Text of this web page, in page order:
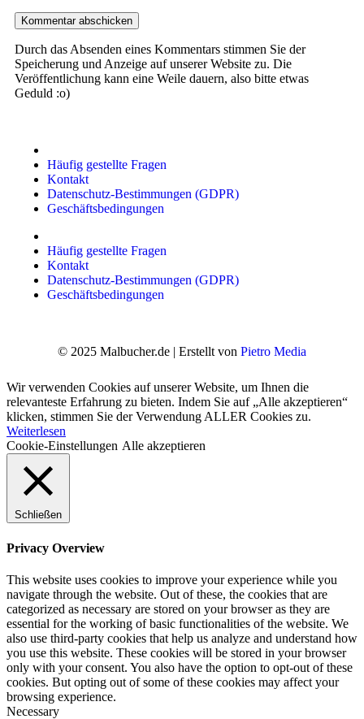
Durch das Absenden eines Kommentars stimmen Sie der
Speicherung und Anzeige auf unserer Website zu. Die
Veröffentlichung kann eine Weile dauern, also bitte etwas
Geduld :o)
Häufig gestellte Fragen
Kontakt
Datenschutz-Bestimmungen (GDPR)
Geschäftsbedingungen
Häufig gestellte Fragen
Kontakt
Datenschutz-Bestimmungen (GDPR)
Geschäftsbedingungen
© 2025 Malbucher.de | Erstellt von Pietro Media
Wir verwenden Cookies auf unserer Website, um Ihnen die
relevanteste Erfahrung zu bieten. Indem Sie auf „Alle akzeptieren“
klicken, stimmen Sie der Verwendung ALLER Cookies zu.
Weiterlesen
Cookie-Einstellungen Alle akzeptieren
Schließen
Privacy Overview
This website uses cookies to improve your experience while you
navigate through the website. Out of these, the cookies that are
categorized as necessary are stored on your browser as they are
essential for the working of basic functionalities of the website. We
also use third-party cookies that help us analyze and understand how
you use this website. These cookies will be stored in your browser
only with your consent. You also have the option to opt-out of these
cookies. But opting out of some of these cookies may affect your
browsing experience.
Necessary